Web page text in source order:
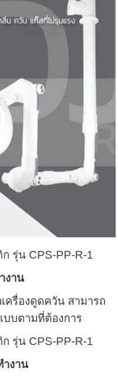
งาน
รื่องดูดควัน สามารถ
บตามที่ต้องการ
งาน